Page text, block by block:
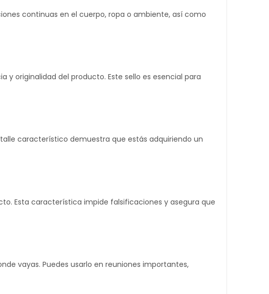
continuas en el cuerpo, ropa o ambiente, así como
y originalidad del producto. Este sello es esencial para
característico demuestra que estás adquiriendo un
Esta característica impide falsificaciones y asegura que
vayas. Puedes usarlo en reuniones importantes,